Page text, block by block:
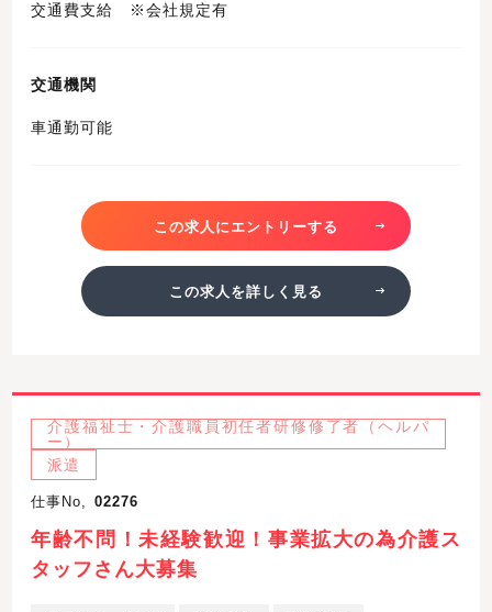
交通費支給 ※会社規定有
交通機関
車通勤可能
この求人にエントリーする
この求人を詳しく見る
介護福祉士・介護職員初任者研修修了者（ヘルパ
ー）
派遣
仕事No, 02276
年齢不問！未経験歓迎！事業拡大の為介護ス
タッフさん大募集